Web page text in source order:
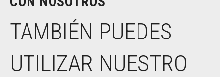
TAMBIÉN PUEDES
UTILIZAR NUESTRO